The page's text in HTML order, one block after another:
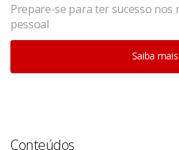
Prepare-se para ter sucesso nos
pessoal
Saiba mais
Conteúdos